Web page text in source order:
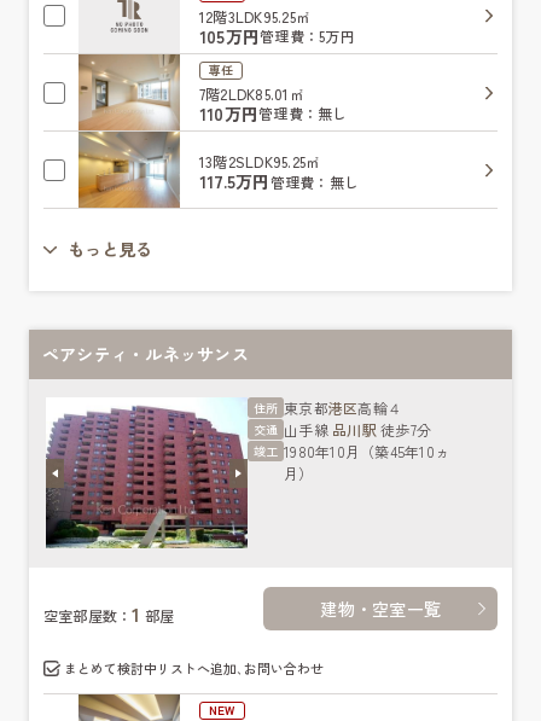
12階3LDK95.25㎡
105万円管理費：5万円
専任
7階2LDK85.01㎡
110万円管理費：無し
13階2SLDK95.25㎡
117.5万円管理費：無し
もっと見る
ペアシティ・ルネッサンス
住所 東京都港区高輪４
交通 山手線 品川駅 徒歩7分
竣工 1980年10月（築45年10ヵ
月）
空室部屋数：1 部屋 建物・空室一覧
まとめて検討中リストへ追加､お問い合わせ
NEW